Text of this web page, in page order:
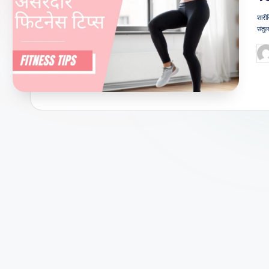
जी
शै
ली
का
by